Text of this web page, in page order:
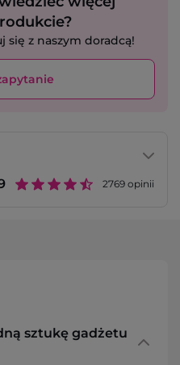
się z naszym doradcą!
2769 opinii
sztukę gadżetu